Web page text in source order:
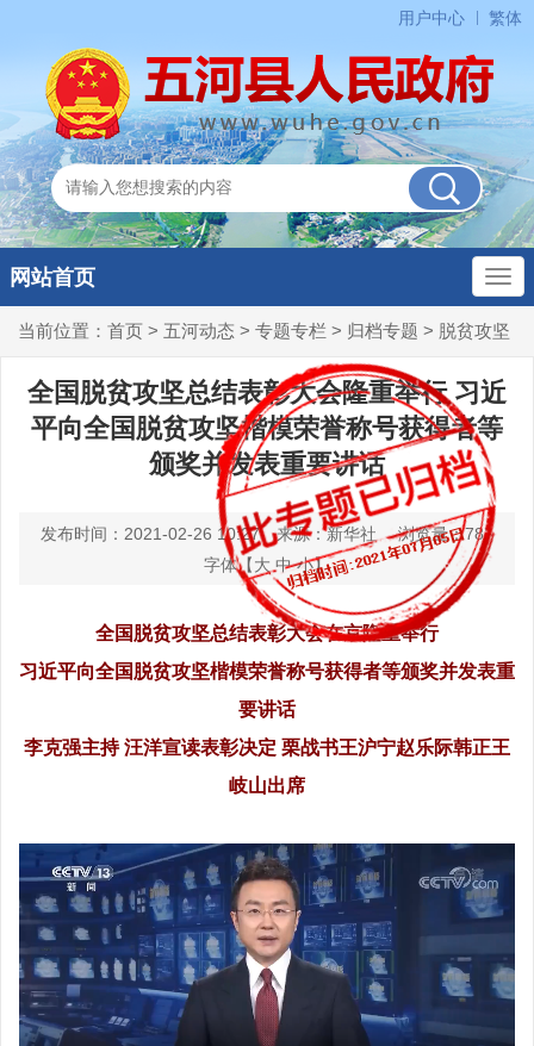
用户中心 繁体
网站首页
当前位置： 首页 > 五河动态 > 专题专栏 > 归档专题 > 脱贫攻坚
全国脱贫攻坚总结表彰大会隆重举行 习近
平向全国脱贫攻坚楷模荣誉称号获得者等
颁奖并发表重要讲话
发布时间：2021-02-26 10:27 来源：新华社 浏览量：785
字体【大 中 小】
全国脱贫攻坚总结表彰大会在京隆重举行
习近平向全国脱贫攻坚楷模荣誉称号获得者等颁奖并发表重
要讲话
李克强主持 汪洋宣读表彰决定 栗战书王沪宁赵乐际韩正王
岐山出席